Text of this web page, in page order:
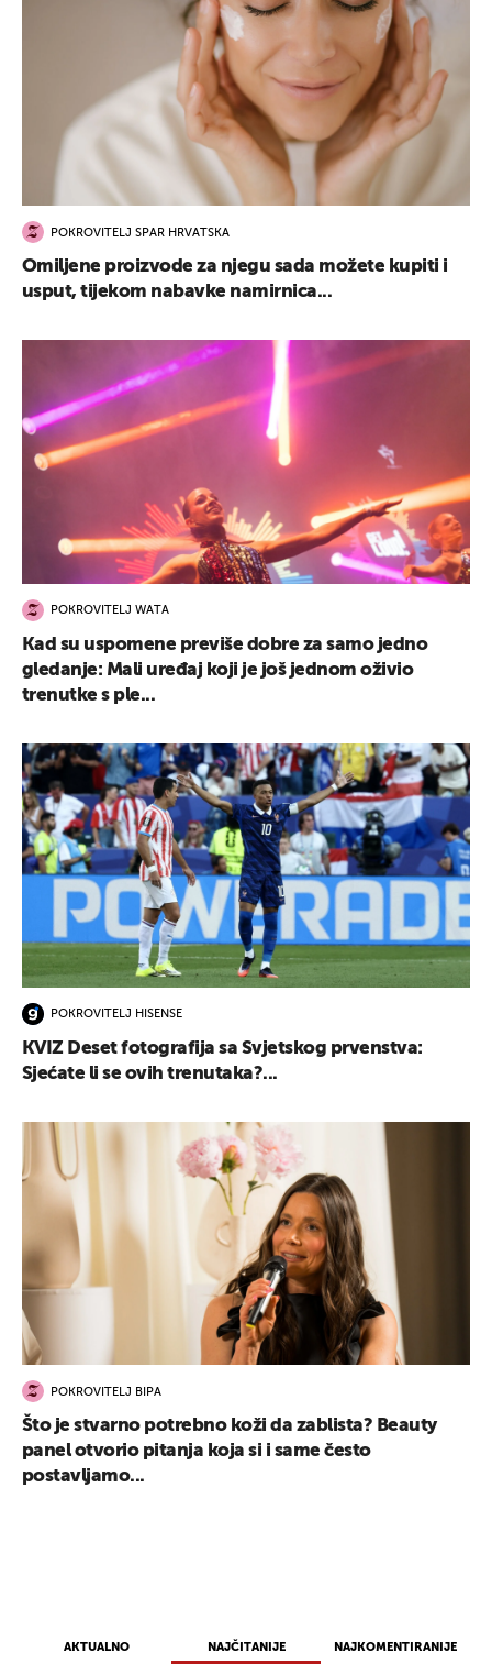
AKTUALNO NAJČITANIJE NAJKOMENTIRANIJE
POKROVITELJ SPAR HRVATSKA
Omiljene proizvode za njegu sada možete kupiti i
usput, tijekom nabavke namirnica...
POKROVITELJ WATA
Kad su uspomene previše dobre za samo jedno
gledanje: Mali uređaj koji je još jednom oživio
trenutke s ple...
POKROVITELJ HISENSE
KVIZ Deset fotografija sa Svjetskog prvenstva:
Sjećate li se ovih trenutaka?...
POKROVITELJ BIPA
Što je stvarno potrebno koži da zablista? Beauty
panel otvorio pitanja koja si i same često
postavljamo...